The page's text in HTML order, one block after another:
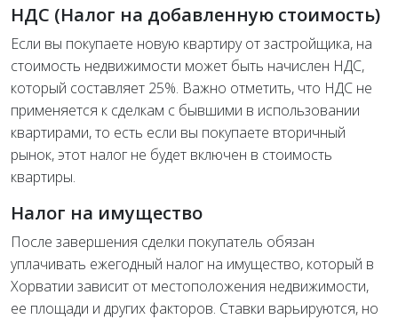
НДС (Налог на добавленную стоимость)
Если вы покупаете новую квартиру от застройщика, на
стоимость недвижимости может быть начислен НДС,
который составляет 25%. Важно отметить, что НДС не
применяется к сделкам с бывшими в использовании
квартирами, то есть если вы покупаете вторичный
рынок, этот налог не будет включен в стоимость
квартиры.
Налог на имущество
После завершения сделки покупатель обязан
уплачивать ежегодный налог на имущество, который в
Хорватии зависит от местоположения недвижимости,
ее площади и других факторов. Ставки варьируются, но